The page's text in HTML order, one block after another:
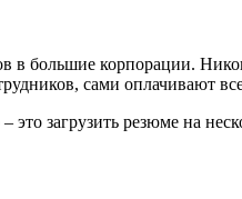
в большие корпорации.
сами оплачивают
загрузить резюме на